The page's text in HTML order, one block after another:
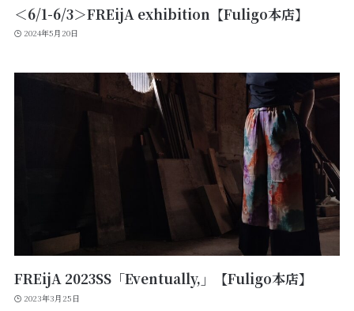
＜6/1-6/3＞FREijA exhibition【Fuligo本店】
2024年5月20日
FREijA 2023SS「Eventually,」【Fuligo本店】
2023年3月25日